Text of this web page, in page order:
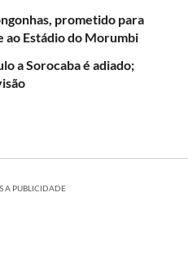
prometido para
ao Estádio do Morumbi
a Sorocaba é adiado;
A PUBLICIDADE